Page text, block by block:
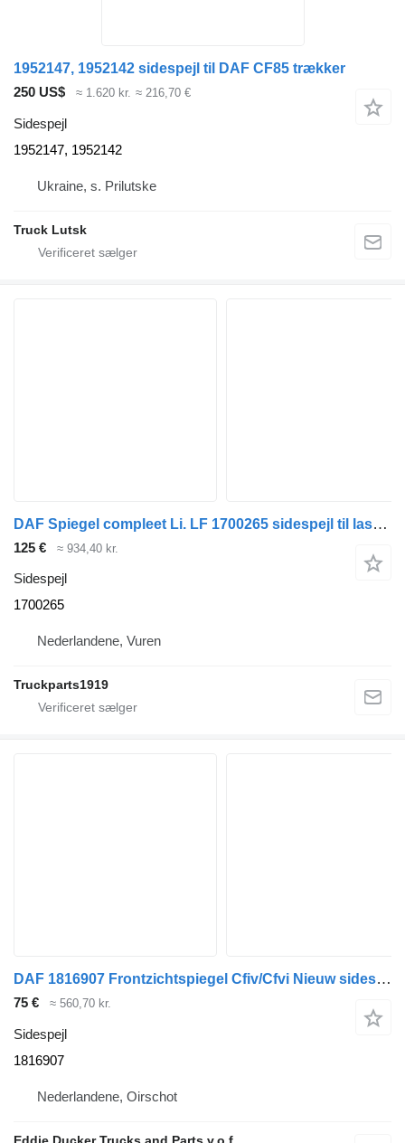
1952147, 1952142 sidespejl til DAF CF85 trækker
250 US$
≈ 1.620 kr. ≈ 216,70 €
Sidespejl
1952147, 1952142
Ukraine, s. Prilutske
Truck Lutsk
DAF Spiegel compleet Li. LF 1700265 sidespejl til lastbil
125 € ≈ 934,40 kr.
Sidespejl
1700265
Nederlandene, Vuren
Truckparts1919
DAF 1816907 Frontzichtspiegel Cfiv/Cfvi Nieuw sidespejl til DAF CFIV / CFVI lastbil
75 € ≈ 560,70 kr.
Sidespejl
1816907
Nederlandene, Oirschot